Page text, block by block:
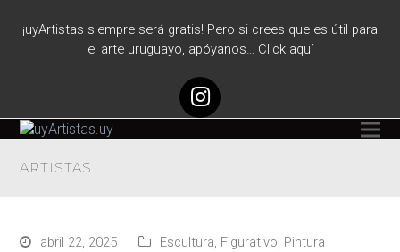
¡uyArtistas siempre será gratis! Pero si crees que es útil para
el arte uruguayo, apóyanos… Click aquí
Instagram
ARTISTAS
abril 22, 2025 Escultura, Figurativo, Pintura